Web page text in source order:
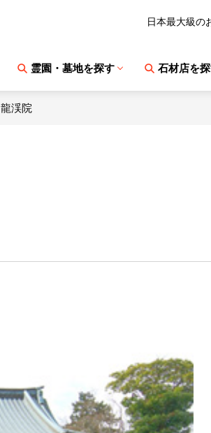
日本最大級の
霊園・墓地を探す 石材店を
龍渓院